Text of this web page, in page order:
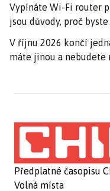
Vypínáte Wi-Fi router
jsou důvody, proč
V říjnu 2026 končí
máte jinou a
Předplatné časopisu
Volná místa